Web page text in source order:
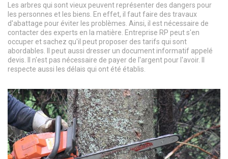
Les arbres qui sont vieux peuvent représenter des dangers pour
les personnes et les biens. En effet, il faut faire des travaux
d'abattage pour éviter les problèmes. Ainsi, il est nécessaire de
contacter des experts en la matière. Entreprise RP peut s'en
occuper et sachez qu'il peut proposer des tarifs qui sont
abordables. Il peut aussi dresser un document informatif appelé
devis. Il n'est pas nécessaire de payer de l'argent pour l'avoir. Il
respecte aussi les délais qui ont été établis.